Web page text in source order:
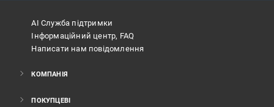
АІ Служба підтримки
Інформаційний центр, FAQ
Написати нам повідомлення
КОМПАНІЯ
ПОКУПЦЕВІ